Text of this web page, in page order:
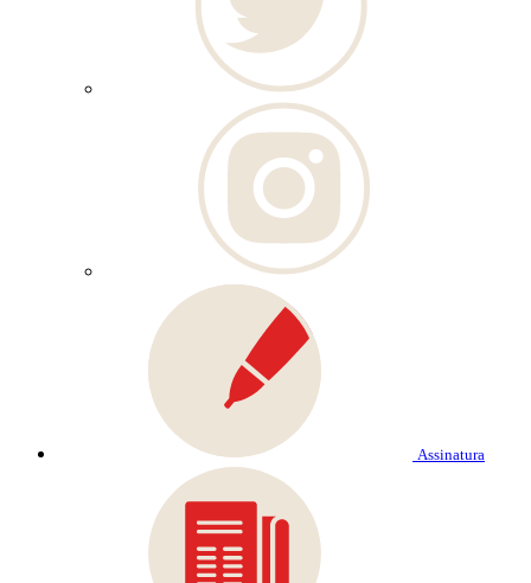
Assinatura